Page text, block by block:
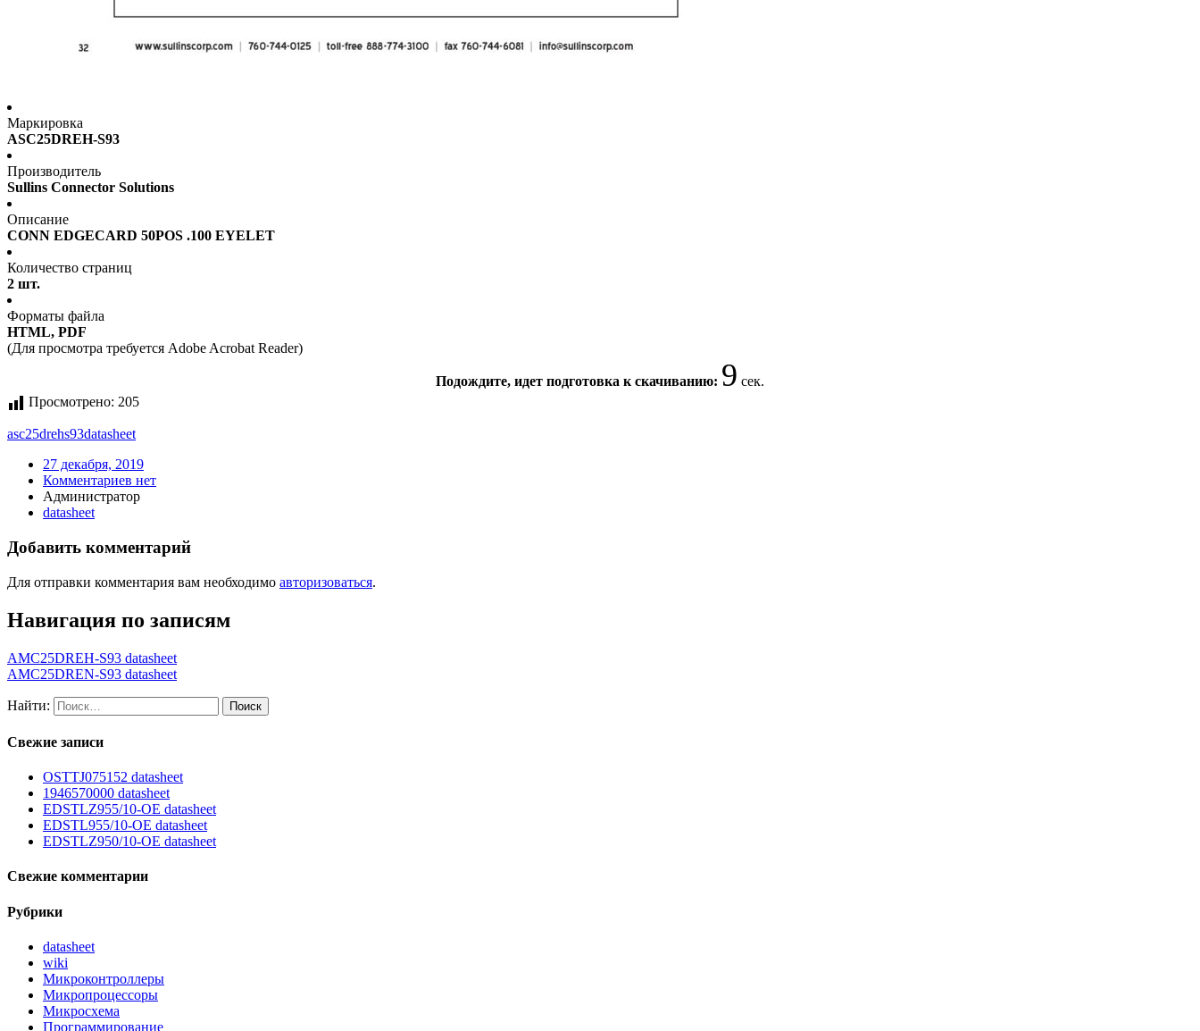
Маркировка
ASC25DREH-S93
Производитель
Sullins Connector Solutions
Описание
CONN EDGECARD 50POS .100 EYELET
Количество страниц
2 шт.
Форматы файла
HTML, PDF
(Для просмотра требуется Adobe Acrobat Reader)
Подождите, идет подготовка к скачиванию: 8 сек.
Просмотрено: 205
asc25drehs93datasheet
27 декабря, 2019
Комментариев нет
Администратор
datasheet
Добавить комментарий
Для отправки комментария вам необходимо авторизоваться.
Навигация по записям
AMC25DREH-S93 datasheet
AMC25DREN-S93 datasheet
Найти:
Свежие записи
OSTTJ075152 datasheet
1946570000 datasheet
EDSTLZ955/10-OE datasheet
EDSTL955/10-OE datasheet
EDSTLZ950/10-OE datasheet
Свежие комментарии
Рубрики
datasheet
wiki
Микроконтроллеры
Микропроцессоры
Микросхема
Программирование